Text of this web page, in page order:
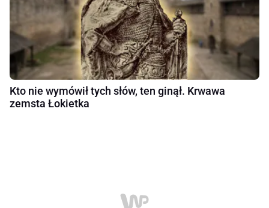
Kto nie wymówił tych słów, ten ginął. Krwawa
zemsta Łokietka